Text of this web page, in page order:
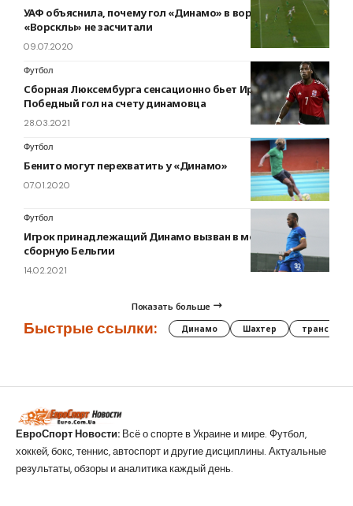
УАФ объяснила, почему гол «Динамо» в ворота
«Ворсклы» не засчитали
09.07.2020
Футбол
Сборная Люксембурга сенсационно бьет Ирландию.
Победный гол на счету динамовца
28.03.2021
Футбол
Бенито могут перехватить у «Динамо»
07.01.2020
Футбол
Игрок принадлежащий Динамо вызван в молодежную
сборную Бельгии
14.02.2021
Показать больше
Быстрые ссылки: Динамо Шахтер трансферы
ЕвроСпорт Новости: Всё о спорте в Украине и мире. Футбол,
хоккей, бокс, теннис, автоспорт и другие дисциплины. Актуальные
результаты, обзоры и аналитика каждый день.